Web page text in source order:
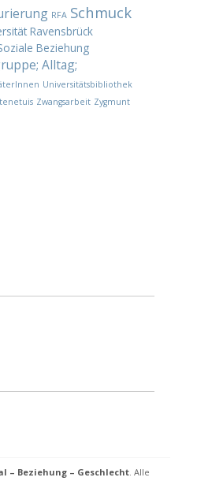
RFA Schmuck
Ravensbrück
Beziehung
Alltag;
Universitätsbibliothek
Zwangsarbeit Zygmunt
– Beziehung – Geschlecht. Alle